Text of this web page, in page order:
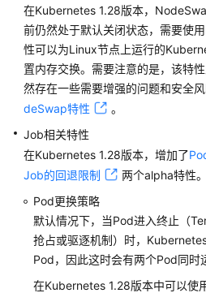
Kubernetes
1.28
版
本
说
Kubernetes
1.27
本
说
明
Autopilot
在Kubernetes 1.28版本，
前仍然处于默认关闭状态，需要使
性可以为Linux节点上运行的
置内存交换。需要注意的是，该特
然存在一些需要增强的问题和安全
deSwap特性
。
Job相关特性
在Kubernetes 1.28版本，增加了
Job的回退限制
两个alpha特性。
Pod更换策略
默认情况下，当Pod进入终止（
抢占或驱逐机制）时，
Pod，因此这时会有两个Pod同时
在Kubernetes 1.28版本中可以使